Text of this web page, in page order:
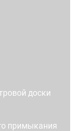
доски
примыкания